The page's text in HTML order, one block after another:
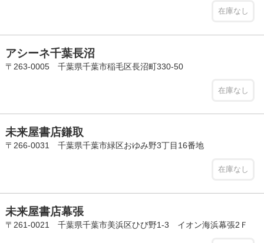
在庫なし
アシーネ千葉長沼
〒263-0005 千葉県千葉市稲毛区長沼町330-50
在庫なし
未来屋書店鎌取
〒266-0031 千葉県千葉市緑区おゆみ野3丁目16番地
在庫なし
未来屋書店幕張
〒261-0021 千葉県千葉市美浜区ひび野1-3 イオン海浜幕張2Ｆ